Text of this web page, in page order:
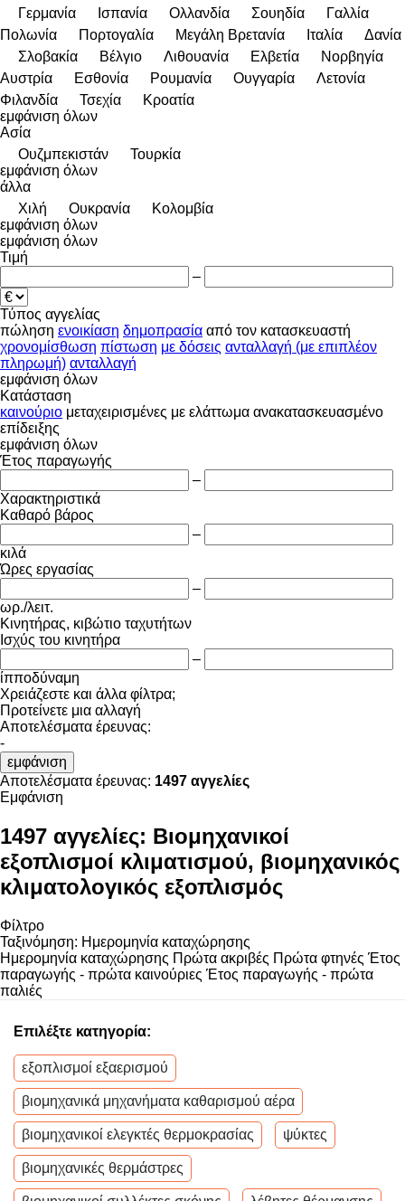
Γερμανία
Ισπανία Ολλανδία Σουηδία
Γαλλία
Πολωνία
Πορτογαλία Μεγάλη Βρετανία Ιταλία
Δανία
Σλοβακία
Βέλγιο Λιθουανία Ελβετία
Νορβηγία
Αυστρία
Εσθονία Ρουμανία Ουγγαρία
Λετονία
Φιλανδία
Τσεχία
Κροατία
εμφάνιση όλων
Ασία
Ουζμπεκιστάν
Τουρκία
εμφάνιση όλων
άλλα
Χιλή
Ουκρανία
Κολομβία
εμφάνιση όλων
εμφάνιση όλων
Τιμή
–
Τύπος αγγελίας
πώληση ενοικίαση δημοπρασία από τον κατασκευαστή
χρονομίσθωση πίστωση με δόσεις ανταλλαγή (με επιπλέον
πληρωμή) ανταλλαγή
εμφάνιση όλων
Κατάσταση
καινούριο μεταχειρισμένες με ελάττωμα ανακατασκευασμένο
επίδειξης
εμφάνιση όλων
Έτος παραγωγής
–
Χαρακτηριστικά
Καθαρό βάρος
–
κιλά
Ώρες εργασίας
–
ωρ./λειτ.
Κινητήρας, κιβώτιο ταχυτήτων
Ισχύς του κινητήρα
–
ίπποδύναμη
Χρειάζεστε και άλλα φίλτρα;
Προτείνετε μια αλλαγή
Αποτελέσματα έρευνας:
-
εμφάνιση
Αποτελέσματα έρευνας: 1497 αγγελίες
Εμφάνιση
1497 αγγελίες: Βιομηχανικοί
εξοπλισμοί κλιματισμού, βιομηχανικός
κλιματολογικός εξοπλισμός
Φίλτρο
Ταξινόμηση: Ημερομηνία καταχώρησης
Ημερομηνία καταχώρησης Πρώτα ακριβές Πρώτα φτηνές Έτος
παραγωγής - πρώτα καινούριες Έτος παραγωγής - πρώτα
παλιές
Επιλέξτε κατηγορία:
εξοπλισμοί εξαερισμού
βιομηχανικά μηχανήματα καθαρισμού αέρα
βιομηχανικοί ελεγκτές θερμοκρασίας ψύκτες
βιομηχανικές θερμάστρες